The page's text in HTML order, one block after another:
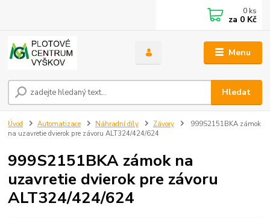
Menu
Hledat
0 ks
za 0 Kč
Úvod Automatizace Náhradní díly Závory
999S2151BKA zámok
na uzavretie dvierok pre závoru ALT324/424/624
999S2151BKA zámok na
uzavretie dvierok pre závoru
ALT324/424/624